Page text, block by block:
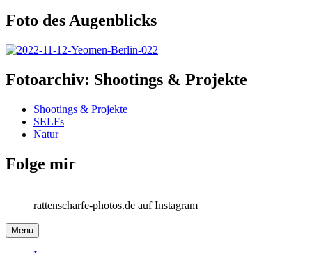
Foto des Augenblicks
Fotoarchiv: Shootings & Projekte
Shootings & Projekte
SELFs
Natur
Folge mir
rattenscharfe-photos.de auf Instagram
Menu